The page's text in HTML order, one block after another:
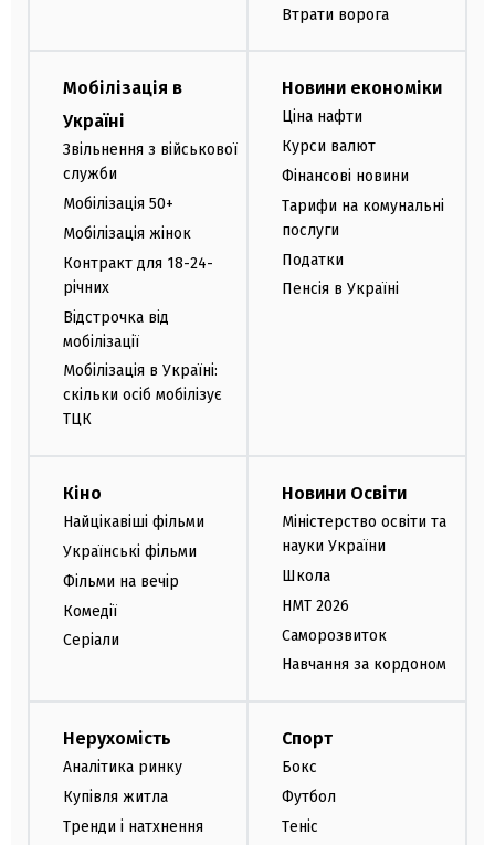
Втрати ворога
Мобілізація в
Україні
Звільнення з військової
служби
Мобілізація 50+
Мобілізація жінок
Контракт для 18-24-
річних
Відстрочка від
мобілізації
Мобілізація в Україні:
скільки осіб мобілізує
ТЦК
Новини економіки
Ціна нафти
Курси валют
Фінансові новини
Тарифи на комунальні
послуги
Податки
Пенсія в Україні
Кіно
Найцікавіші фільми
Українські фільми
Фільми на вечір
Комедії
Серіали
Новини Освіти
Міністерство освіти та
науки України
Школа
НМТ 2026
Саморозвиток
Навчання за кордоном
Нерухомість
Аналітика ринку
Купівля житла
Тренди і натхнення
Спорт
Бокс
Футбол
Теніс